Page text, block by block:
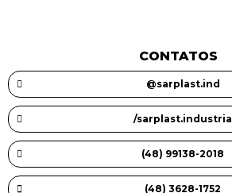
CONTATOS
@sarplast.ind
/sarplast.industria
(48) 99138-2018
(48) 3628-1752